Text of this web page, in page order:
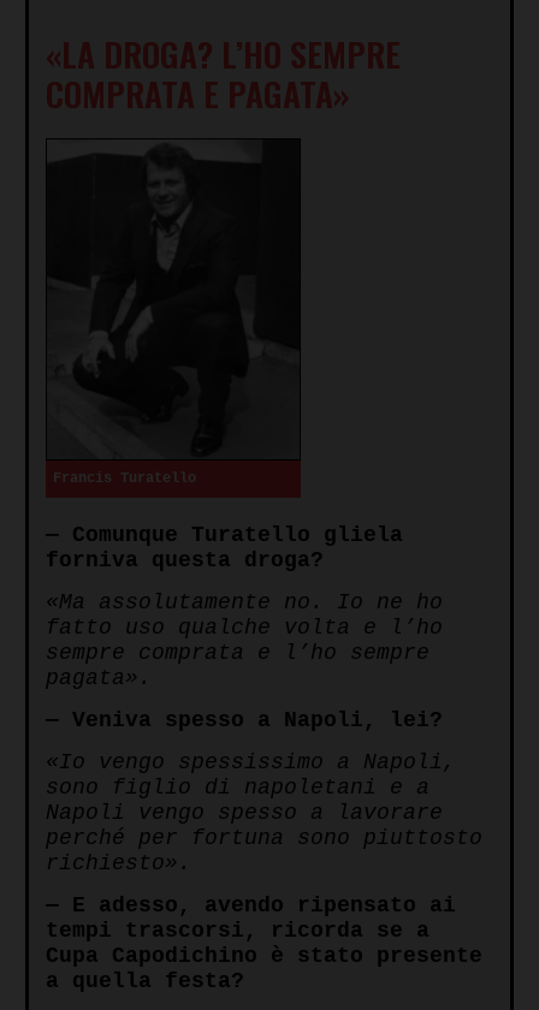
«LA DROGA? L’HO SEMPRE
COMPRATA E PAGATA»
Francis Turatello
— Comunque Turatello gliela
forniva questa droga?
«Ma assolutamente no. Io ne ho
fatto uso qualche volta e l’ho
sempre comprata e l’ho sempre
pagata».
— Veniva spesso a Napoli, lei?
«Io vengo spessissimo a Napoli,
sono figlio di napoletani e a
Napoli vengo spesso a lavorare
perché per fortuna sono piuttosto
richiesto».
— E adesso, avendo ripensato ai
tempi trascorsi, ricorda se a
Cupa Capodichino è stato presente
a quella festa?